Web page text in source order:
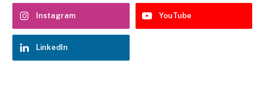
Instagram YouTube
LinkedIn